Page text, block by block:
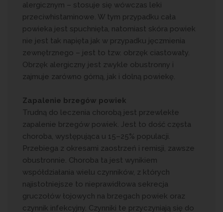
alergicznym – stosuje się wówczas leki
przeciwhistaminowe. W tym przypadku cała
powieka jest spuchnięta, natomiast skóra powiek
nie jest tak napięta jak w przypadku jęczmienia
zewnętrznego – jest to tzw. obrzęk ciastowaty.
Obrzęk alergiczny jest zwykle obustronny i
zajmuje zarówno górną, jak i dolną powiekę.
Zapalenie brzegów powiek
Trudną do leczenia chorobą jest przewlekłe
zapalenie brzegów powiek. Jest to dość częsta
choroba, występująca u 15–25% populacji.
Przebiega z okresami zaostrzeń i remisji, zawsze
obustronnie. Choroba ta jest wynikiem
współdziałania wielu czynników, z których
najistotniejsze to nieprawidłowa sekrecja
gruczołów łojowych na brzegach powiek oraz
czynnik infekcyjny. Czynniki te przyczyniają się do